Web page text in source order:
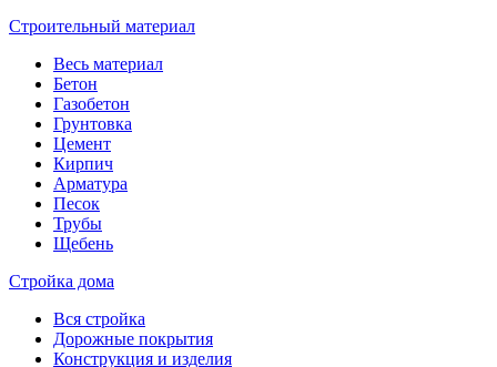
Строительный материал
Весь материал
Бетон
Газобетон
Грунтовка
Цемент
Кирпич
Арматура
Песок
Трубы
Щебень
Стройка дома
Вся стройка
Дорожные покрытия
Конструкция и изделия